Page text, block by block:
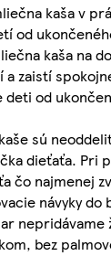
kaša v
od
kaša na
a zaistí
od
sú
dieťaťa. Pri
čo najmenej
návyky
bez